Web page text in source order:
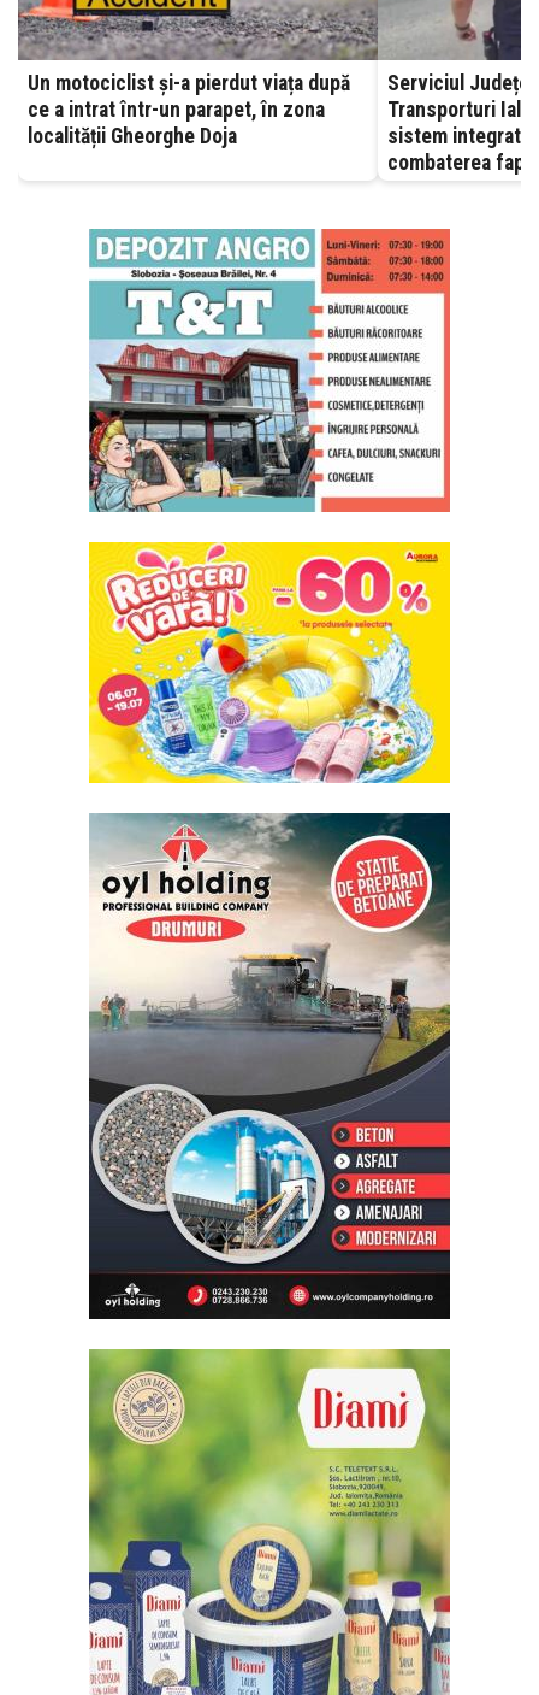
Un motociclist și-a pierdut viața după
ce a intrat într-un parapet, în zona
localității Gheorghe Doja
Serviciul
Transporturi Ialomița –
sistem integrat,
combaterea